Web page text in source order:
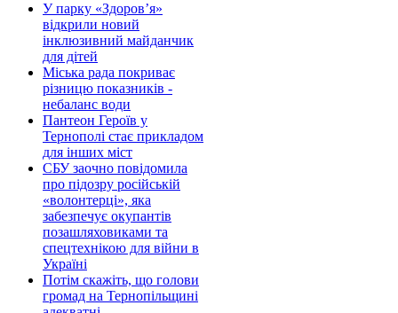
У парку «Здоров’я»
відкрили новий
інклюзивний майданчик
для дітей
Міська рада покриває
різницю показників -
небаланс води
Пантеон Героїв у
Тернополі стає прикладом
для інших міст
СБУ заочно повідомила
про підозру російській
«волонтерці», яка
забезпечує окупантів
позашляховиками та
спецтехнікою для війни в
Україні
Потім скажіть, що голови
громад на Тернопільщині